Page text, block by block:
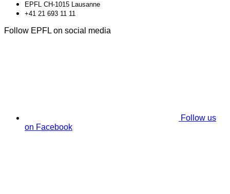
EPFL CH-1015 Lausanne
+41 21 693 11 11
Follow EPFL on social media
Follow us
on Facebook